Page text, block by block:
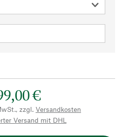
€
zzgl. Versandkosten
Versand mit DHL